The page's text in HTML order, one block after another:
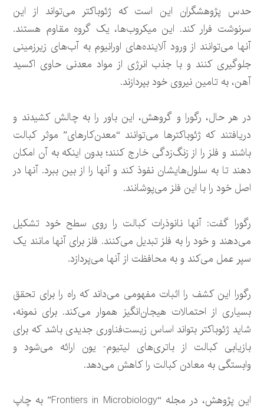
حدس پژوهشگران این است که ژئوباکتر می‌تواند از این
سرنوشت فرار کند. این میکروب‌ها، یک گروه مقاوم هستند.
آنها می‌توانند از ورود آلاینده‌های اورانیوم به آب‌های زیرزمینی
جلوگیری کنند و با جذب انرژی از مواد معدنی حاوی اکسید
آهن، به تامین نیروی خود بپردازند.
در هر حال، رگورا و گروهش، این باور را به چالش کشیدند و
دریافتند که ژئوباکترها می‌توانند “معدن‌کارهای” موثر کبالت
باشند و فلز را از زنگ‌زدگی خارج کنند؛ بدون اینکه به آن امکان
دهند تا به سلول‌هایشان نفوذ کند و آنها را از بین ببرد. آنها در
اصل خود را با این فلز می‌پوشانند.
رگورا گفت: آنها نانوذرات کبالت را روی سطح خود تشکیل
می‌دهند و خود را به فلز تبدیل می‌کنند. فلز برای آنها مانند یک
سپر عمل می‌کند و به محافظت از آنها می‌پردازد.
رگورا این کشف را اثبات مفهومی می‌داند که راه را برای تحقق
بسیاری از احتمالات هیجان‌انگیز هموار می‌کند. برای نمونه،
شاید ژئوباکتر بتواند اساس زیست‌فناوری جدیدی باشد که برای
بازیابی کبالت از باتری‌های لیتیوم- یون ارائه می‌شود و
وابستگی به معادن کبالت را کاهش می‌دهد.
این پژوهش، در مجله “Frontiers in Microbiology” به چاپ